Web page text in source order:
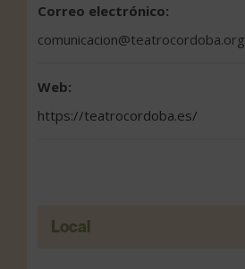
Correo electrónico:
comunicacion@teatrocordoba.org
Web:
https://teatrocordoba.es/
Local